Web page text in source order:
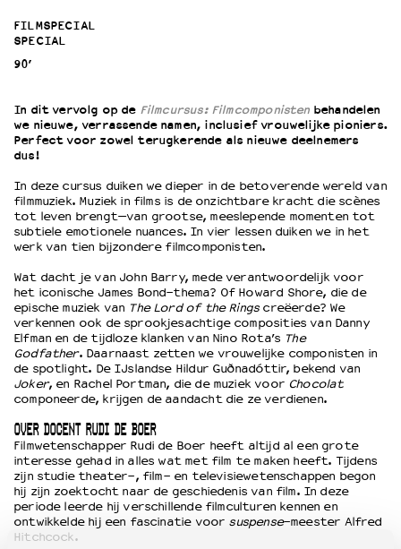
OVER LANTARENVENSTER
Wat we doen
Wie is wie
Word vriend
Historie
Huisregels
Privacyverklaring
Integriteits- en gedragscode
Culturele boycot Israël
Ruimte voor artistieke vrijheid – VNPF
FILMSPECIAL
SPECIAL
90’
In dit vervolg op de Filmcursus: Filmcomponistenbehandelen
we nieuwe, verrassende namen, inclusief vrouwelijke pioniers.
Perfect voor zowel terugkerende als nieuwe deelnemers
dus!
In deze cursus duiken we dieper in de betoverende wereld van
filmmuziek. Muziek in films is de onzichtbare kracht die scènes
tot leven brengt—van grootse, meeslepende momenten tot
subtiele emotionele nuances. In vier lessen duiken we in het
werk van tien bijzondere filmcomponisten.
Wat dacht je van John Barry, mede verantwoordelijk voor
het iconische James Bond-thema? Of Howard Shore, die de
epische muziek van The Lord of the Ringscreëerde? We
verkennen ook de sprookjesachtige composities van Danny
Elfman en de tijdloze klanken van Nino Rota’s The
Godfather. Daarnaast zetten we vrouwelijke componisten in
de spotlight. De IJslandse Hildur Guðnadóttir, bekend van
Joker, en Rachel Portman, die de muziek voor Chocolat
componeerde, krijgen de aandacht die ze verdienen.
OVER DOCENT RUDI DE BOER
Filmwetenschapper Rudi de Boer heeft altijd al een grote
interesse gehad in alles wat met film te maken heeft. Tijdens
zijn studie theater-, film- en televisiewetenschappen begon
hij zijn zoektocht naar de geschiedenis van film. In deze
periode leerde hij verschillende filmculturen kennen en
ontwikkelde hij een fascinatie voor suspense-meester Alfred
Hitchcock.